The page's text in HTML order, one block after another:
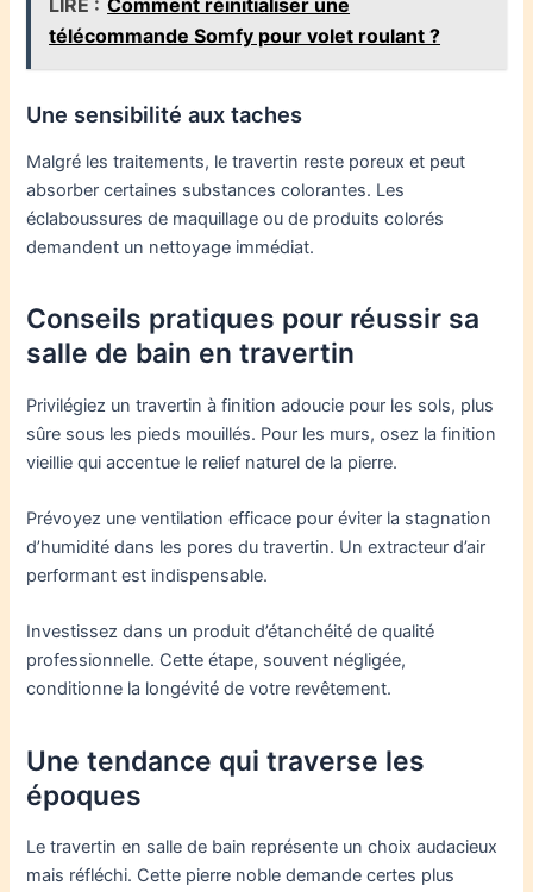
LIRE : Comment réinitialiser une
télécommande Somfy pour volet roulant ?
Une sensibilité aux taches
Malgré les traitements, le travertin reste poreux et peut
absorber certaines substances colorantes. Les
éclaboussures de maquillage ou de produits colorés
demandent un nettoyage immédiat.
Conseils pratiques pour réussir sa
salle de bain en travertin
Privilégiez un travertin à finition adoucie pour les sols, plus
sûre sous les pieds mouillés. Pour les murs, osez la finition
vieillie qui accentue le relief naturel de la pierre.
Prévoyez une ventilation efficace pour éviter la stagnation
d’humidité dans les pores du travertin. Un extracteur d’air
performant est indispensable.
Investissez dans un produit d’étanchéité de qualité
professionnelle. Cette étape, souvent négligée,
conditionne la longévité de votre revêtement.
Une tendance qui traverse les
époques
Le travertin en salle de bain représente un choix audacieux
mais réfléchi. Cette pierre noble demande certes plus